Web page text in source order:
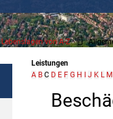
Lebenslagen von A-Z
Leistungen
A B C D E F G H I J K L M